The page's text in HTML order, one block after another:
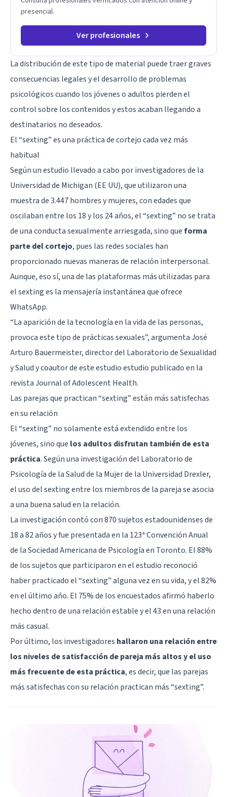
presencial.
Ver profesionales
La distribución de este tipo de material puede traer graves
consecuencias legales y el desarrollo de problemas
psicológicoscuando los jóvenes o adultos pierden el
control sobre los contenidos y estos acaban llegando a
destinatarios no deseados.
El “sexting” es una práctica de cortejo cada vez más
habitual
Según un estudio llevado a cabo por investigadores de la
Universidad de Michigan (EE UU), que utilizaron una
muestra de 3.447 hombres y mujeres, con edades que
oscilaban entre los 18 y los 24 años, el “sexting” no se trata
de una conducta sexualmente arriesgada, sino queforma
parte del cortejo, pues las redes sociales han
proporcionado nuevas maneras de relación interpersonal.
Aunque, eso sí, una de las plataformas más utilizadas para
el sexting es la mensajería instantánea que ofrece
WhatsApp.
“La aparición de la tecnología en la vida de las personas,
provoca este tipo de prácticas sexuales”, argumenta José
Arturo Bauermeister, director del Laboratorio de Sexualidad
y Salud y coautor deeste estudio estudio publicado en la
revista Journal of Adolescent Health.
Las parejas que practican “sexting” están más satisfechas
en su relación
El “sexting” no solamente está extendido entre los
jóvenes, sino que los adultos disfrutan también de esta
práctica. Según una investigación del Laboratorio de
Psicología de la Salud de la Mujer de la Universidad Drexler,
el uso del sexting entre los miembros de la pareja se asocia
a una buena salud en la relación.
La investigación contó con 870 sujetos estadounidenses de
18 a 82 años y fue presentada en la 123ª Convención Anual
de laSociedad Americana de Psicologíaen Toronto. El 88%
de los sujetos que participaron en el estudio reconoció
haber practicado el “sexting” alguna vez en su vida, y el 82%
en el último año. El 75% de los encuestados afirmó haberlo
hecho dentro de una relación estable y el 43 en una relación
más casual.
Por último, los investigadores hallaron una relación entre
los niveles de satisfacción de pareja más altos y el uso
más frecuente de esta práctica, es decir, que las parejas
más satisfechas con su relación practican más “sexting”.